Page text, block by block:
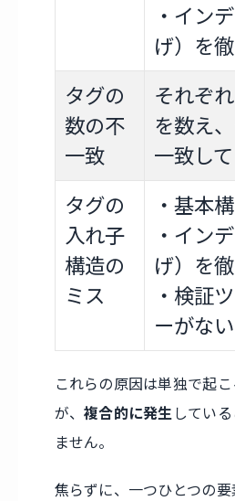
・イン
げ）を
タグの
数の不
一致
それぞ
を数え
一致し
タグの
入れ子
構造の
ミス
・基本
・イン
げ）を
・検証
ーがな
これらの原因は単独で起
が、複合的に発生 してい
ません。
焦らずに、一つひとつの